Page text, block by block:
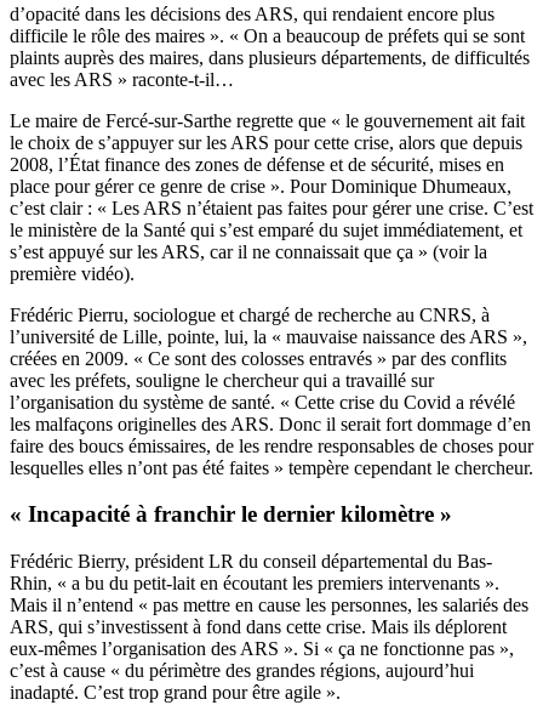
d’opacité dans les décisions des ARS, qui rendaient encore plus
difficile le rôle des maires ». « On a beaucoup de préfets qui se sont
plaints auprès des maires, dans plusieurs départements, de difficultés
avec les ARS » raconte-t-il…
Le maire de Fercé-sur-Sarthe regrette que « le gouvernement ait fait
le choix de s’appuyer sur les ARS pour cette crise, alors que depuis
2008, l’État finance des zones de défense et de sécurité, mises en
place pour gérer ce genre de crise ». Pour Dominique Dhumeaux,
c’est clair : « Les ARS n’étaient pas faites pour gérer une crise. C’est
le ministère de la Santé qui s’est emparé du sujet immédiatement, et
s’est appuyé sur les ARS, car il ne connaissait que ça » (voir la
première vidéo).
Frédéric Pierru, sociologue et chargé de recherche au CNRS, à
l’université de Lille, pointe, lui, la « mauvaise naissance des ARS »,
créées en 2009. « Ce sont des colosses entravés » par des conflits
avec les préfets, souligne le chercheur qui a travaillé sur
l’organisation du système de santé. « Cette crise du Covid a révélé
les malfaçons originelles des ARS. Donc il serait fort dommage d’en
faire des boucs émissaires, de les rendre responsables de choses pour
lesquelles elles n’ont pas été faites » tempère cependant le chercheur.
« Incapacité à franchir le dernier kilomètre »
Frédéric Bierry, président LR du conseil départemental du Bas-
Rhin, « a bu du petit-lait en écoutant les premiers intervenants ».
Mais il n’entend « pas mettre en cause les personnes, les salariés des
ARS, qui s’investissent à fond dans cette crise. Mais ils déplorent
eux-mêmes l’organisation des ARS ». Si « ça ne fonctionne pas »,
c’est à cause « du périmètre des grandes régions, aujourd’hui
inadapté. C’est trop grand pour être agile ».